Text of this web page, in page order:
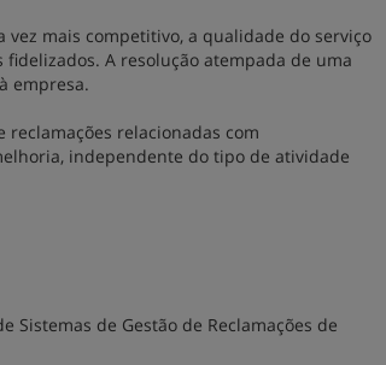
vez mais competitivo, a qualidade do serviço
A resolução atempada de uma
empresa.
relacionadas com
independente do tipo de atividade
de Gestão de Reclamações de